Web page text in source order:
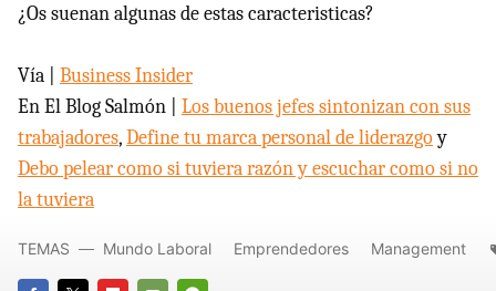
¿Os suenan algunas de estas caracteristicas?
Vía | Business Insider
En El Blog Salmón | Los buenos jefes sintonizan con sus
trabajadores,Define tu marca personal de liderazgoy
Debo pelear como si tuviera razón y escuchar como si no
la tuviera
TEMAS Mundo Laboral Emprendedores Management